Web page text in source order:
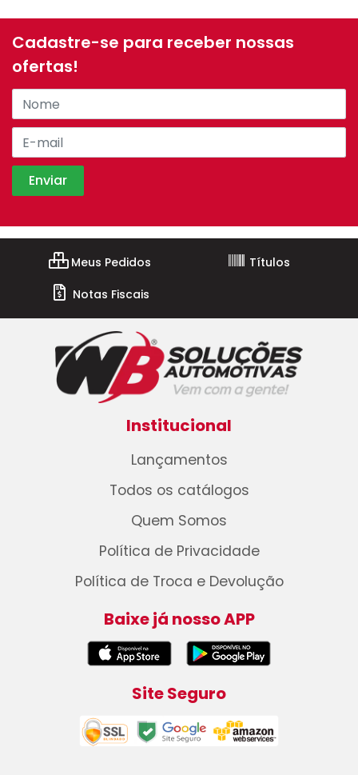
Cadastre-se para receber nossas
ofertas!
Meus Pedidos
Títulos
Notas Fiscais
Institucional
Lançamentos
Todos os catálogos
Quem Somos
Política de Privacidade
Política de Troca e Devolução
Baixe já nosso APP
Site Seguro